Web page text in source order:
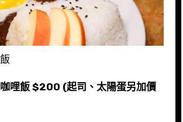
哩飯 $200 (起司、太陽蛋另加價